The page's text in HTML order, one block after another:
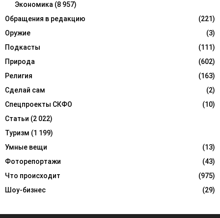
Экономика (8 957)
Обращения в редакцию
(221)
Оружие
(3)
Подкасты
(111)
Природа
(602)
Религия
(163)
Сделай сам
(2)
Спецпроекты СКФО
(10)
Статьи (2 022)
Туризм (1 199)
Умные вещи
(13)
Фоторепортажи
(43)
Что происходит
(975)
Шоу-бизнес
(29)